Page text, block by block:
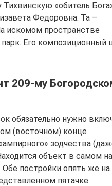
«обитель
Федоровна. Та –
искомом пространстве
Его композиционный
209-му
обязательно нужно
(восточном) конце
зодчества
объект в самом
постройки опять же на
пятачке